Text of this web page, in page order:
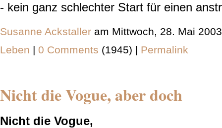
- kein ganz schlechter Start für einen
Susanne Ackstaller am Mittwoch, 28. Mai
Leben | 0 Comments (1945) | Permalink
Nicht die Vogue, aber doch
Nicht die Vogue,